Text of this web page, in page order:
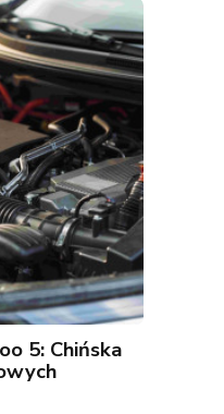
5: Chińska